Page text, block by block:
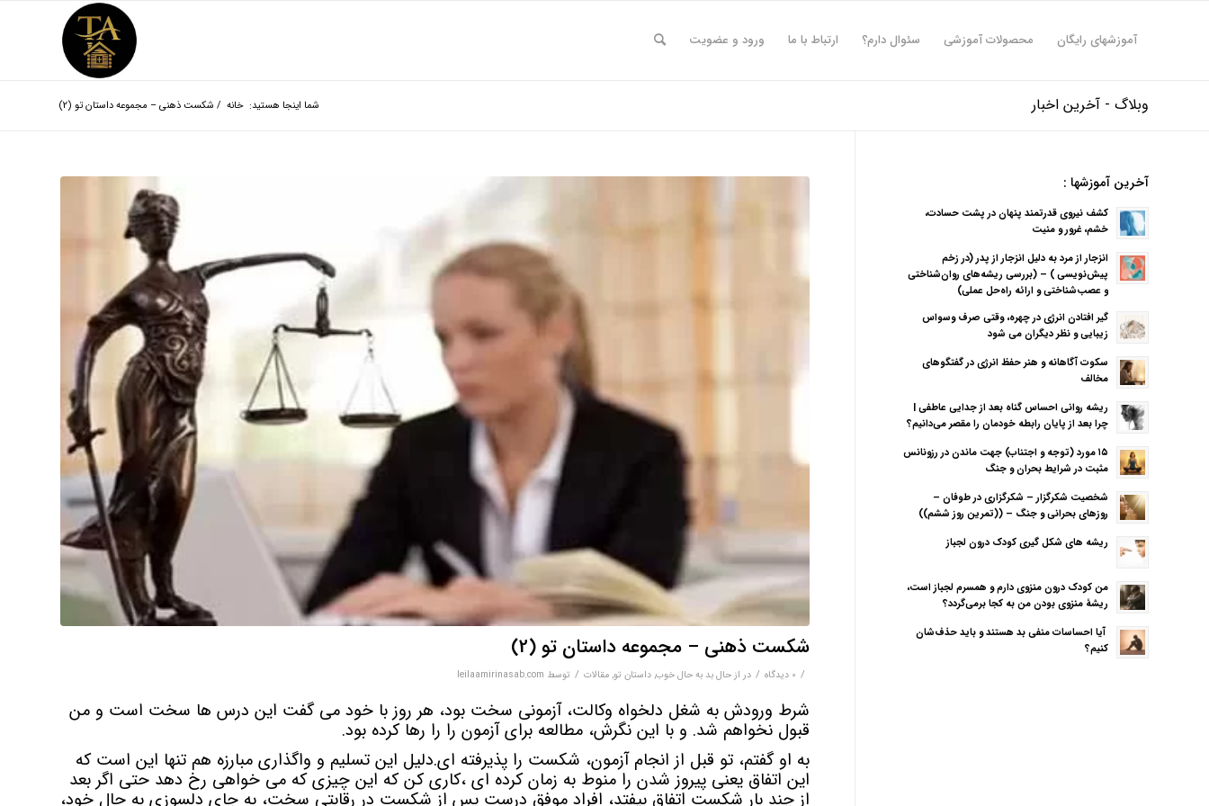
آموزشهای رایگان محصولات آموزشی سئوال دارم؟ ارتباط با ما ورود و عضویت
وبلاگ - آخرین اخبار شما اینجا هستید: خانه / شکست ذهنی – مجموعه داستان تو (2)
شکست ذهنی – مجموعه داستان تو (2)
/ 0 دیدگاه‌ / در از حال بد به حال خوب, داستان تو, مقالات / توسط leilaamirinasab.com
شرط ورودش به شغل دلخواه وکالت، آزمونی سخت بود، هر روز با خود می گفت این درس ها سخت است و من
قبول نخواهم شد. و با این نگرش، مطالعه برای آزمون را را رها کرده بود.
به او گفتم، تو قبل از انجام آزمون، شکست را پذیرفته ای.دلیل این تسلیم و واگذاری مبارزه هم تنها این است که
این اتفاق یعنی پیروز شدن را منوط به زمان کرده ای ،کاری کن که این چیزی که می خواهی رخ دهد حتی اگر بعد
از چند بار شکست اتفاق بیفتد، افراد موفق درست پس از شکست در رقابتی سخت، به جای دلسوزی به حال خود،
آخرین آموزشها :
کشف نیروی قدرتمند پنهان در پشت حسادت،
خشم، غرور و منیت
انزجار از مرد به دلیل انزجار از پدر (در زخم
پیش‌نویسی ) – (بررسی ریشه‌های روان‌شناختی
و عصب‌شناختی و ارائه راه‌حل عملی)
گیر افتادن انرژی در چهره، وقتی صرف وسواس
زیبایی و نظر دیگران می شود
سکوت آگاهانه و هنر حفظ انرژی در گفتگوهای
مخالف
ریشه روانی احساس گناه بعد از جدایی عاطفی |
چرا بعد از پایان رابطه خودمان را مقصر می‌دانیم؟
۱۵ مورد (توجه و اجتناب) جهت ماندن در رزونانس
مثبت در شرایط بحران و جنگ
شخصیت شکرگزار – شکرگزاری در طوفان –
روزهای بحرانی و جنگ – ((تمرین روز ششم))
ریشه های شکل گیری کودک درون لجباز
من کودک درون منزوی دارم و همسرم لجباز است،
ریشهٔ منزوی بودن من به کجا برمی‌گردد؟
آیا احساسات منفی بد هستند و باید حذف‌شان
کنیم؟